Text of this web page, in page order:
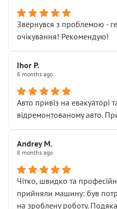
( ну все зняли та доробили)
Окремий момент, який
мені заявили, що бачок
Що прикро — це не перший
пояснили, що це “старі
Але після нинішнього
Я — клієнт, який працює на
Хотілося б більше:
• прозорості в роботах і
• реальної діагностики, а
На жаль, складається
Стосовно комунікації - все
Звернувся з проблемою -
очікування! Рекомендую!
Ihor P.
8 months ago
Авто привіз на евакуаторі
відремонтованому авто.
Andrey M.
8 months ago
Чітко, швидко та
прийняли машину: був
на зроблену роботу.